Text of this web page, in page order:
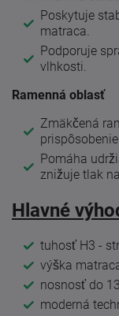
Poskytuje
matraca.
Podporuje
vlhkosti.
Ramenná oblasť
Zmäkčená
Pomáha
znižuje tlak
Hlavné
tuhosť H3 -
výška
nosnosť do
moderná